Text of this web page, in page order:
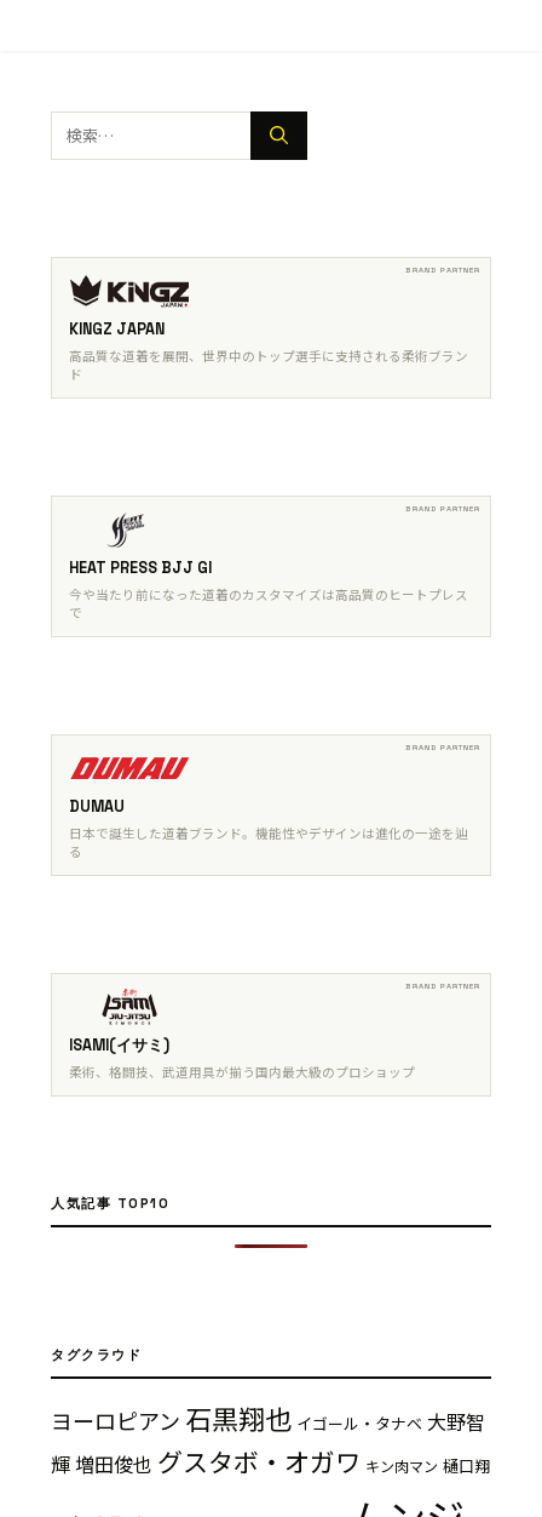
検
索:
KINGZ JAPAN
高品質な道着を展開、世界中のトップ選手に支持される柔術ブラン
ド
HEAT PRESS BJJ GI
今や当たり前になった道着のカスタマイズは高品質のヒートプレス
で
DUMAU
日本で誕生した道着ブランド。機能性やデザインは進化の一途を辿
る
ISAMI(イサミ)
柔術、格闘技、武道用具が揃う国内最大級のプロショップ
人気記事 TOP10
タグクラウド
ヨーロピアン 石黒翔也 イゴール・タナベ 大野智
輝増田俊也 グスタボ・オガワ キン肉マン 樋口翔